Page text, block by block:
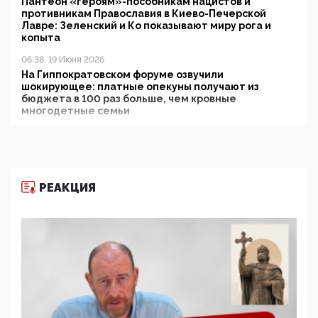
противникам Православия в Киево-Печерской
Лавре: Зеленский и Ко показывают миру рога и
копыта
06:38, 19 Июня 2026
На Гиппократовском форуме озвучили
шокирующее: платные опекуны получают из
бюджета в 100 раз больше, чем кровные
многодетные семьи
11:53, 09 Июня 2026
деятельность ИИТО ЮНЕСКО в России, но
цифроглобалисты продолжают определять
повестку в образовании
09:43, 01 Июня 2026
5G за счет здоровья граждан: Минцифры намерено
отобрать у регионов и муниципалитетов право
защищать жилые дома и социальные объекты от
РЕАКЦИЯ